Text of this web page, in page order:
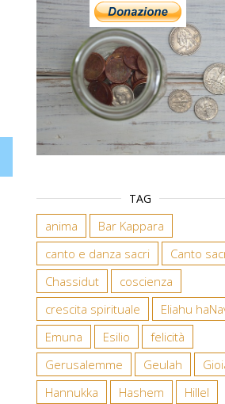
TAG
anima
Bar Kappara
canto e danza sacri
Canto
Chassidut
coscienza
crescita spirituale
Eliahu
Emuna
Esilio
felicità
Gerusalemme
Geulah
Hannukka
Hashem
Hillel